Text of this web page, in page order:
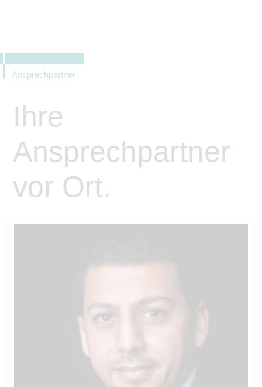
Ansprechpartner
Ihre
Ansprechpartner
vor Ort.